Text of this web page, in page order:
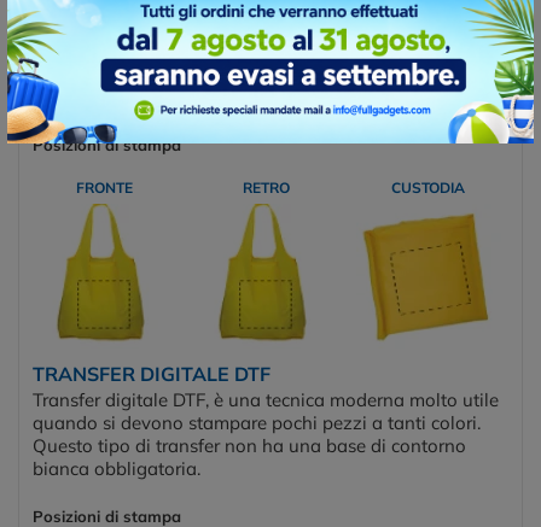
un’ottima resa sia su supporti piani che su quelli
leggermente concavi e, a seconda della richiesta,
permette di ottenere stampe artistiche a tinte piatte, con
incastri di due o più colori. Dà un effetto brillante e
coprente alla stampa, anche su basi scure.
Posizioni di stampa
FRONTE RETRO CUSTODIA
TRANSFER DIGITALE DTF
Transfer digitale DTF, è una tecnica moderna molto utile
quando si devono stampare pochi pezzi a tanti colori.
Questo tipo di transfer non ha una base di contorno
bianca obbligatoria.
Posizioni di stampa